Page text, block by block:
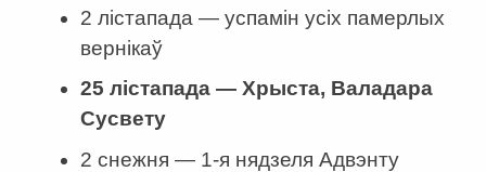
2 лістапада — успамiн усiх памерлых
вернiкаў
25 лістапада — Хрыста, Валадара
Сусвету
2 снежня — 1-я нядзеля Адвэнту